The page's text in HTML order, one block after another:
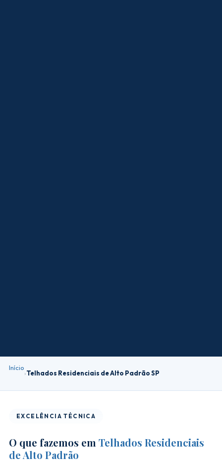
Início
›Telhados Residenciais de Alto Padrão SP
EXCELÊNCIA TÉCNICA
O que fazemos em Telhados Residenciais
de Alto Padrão